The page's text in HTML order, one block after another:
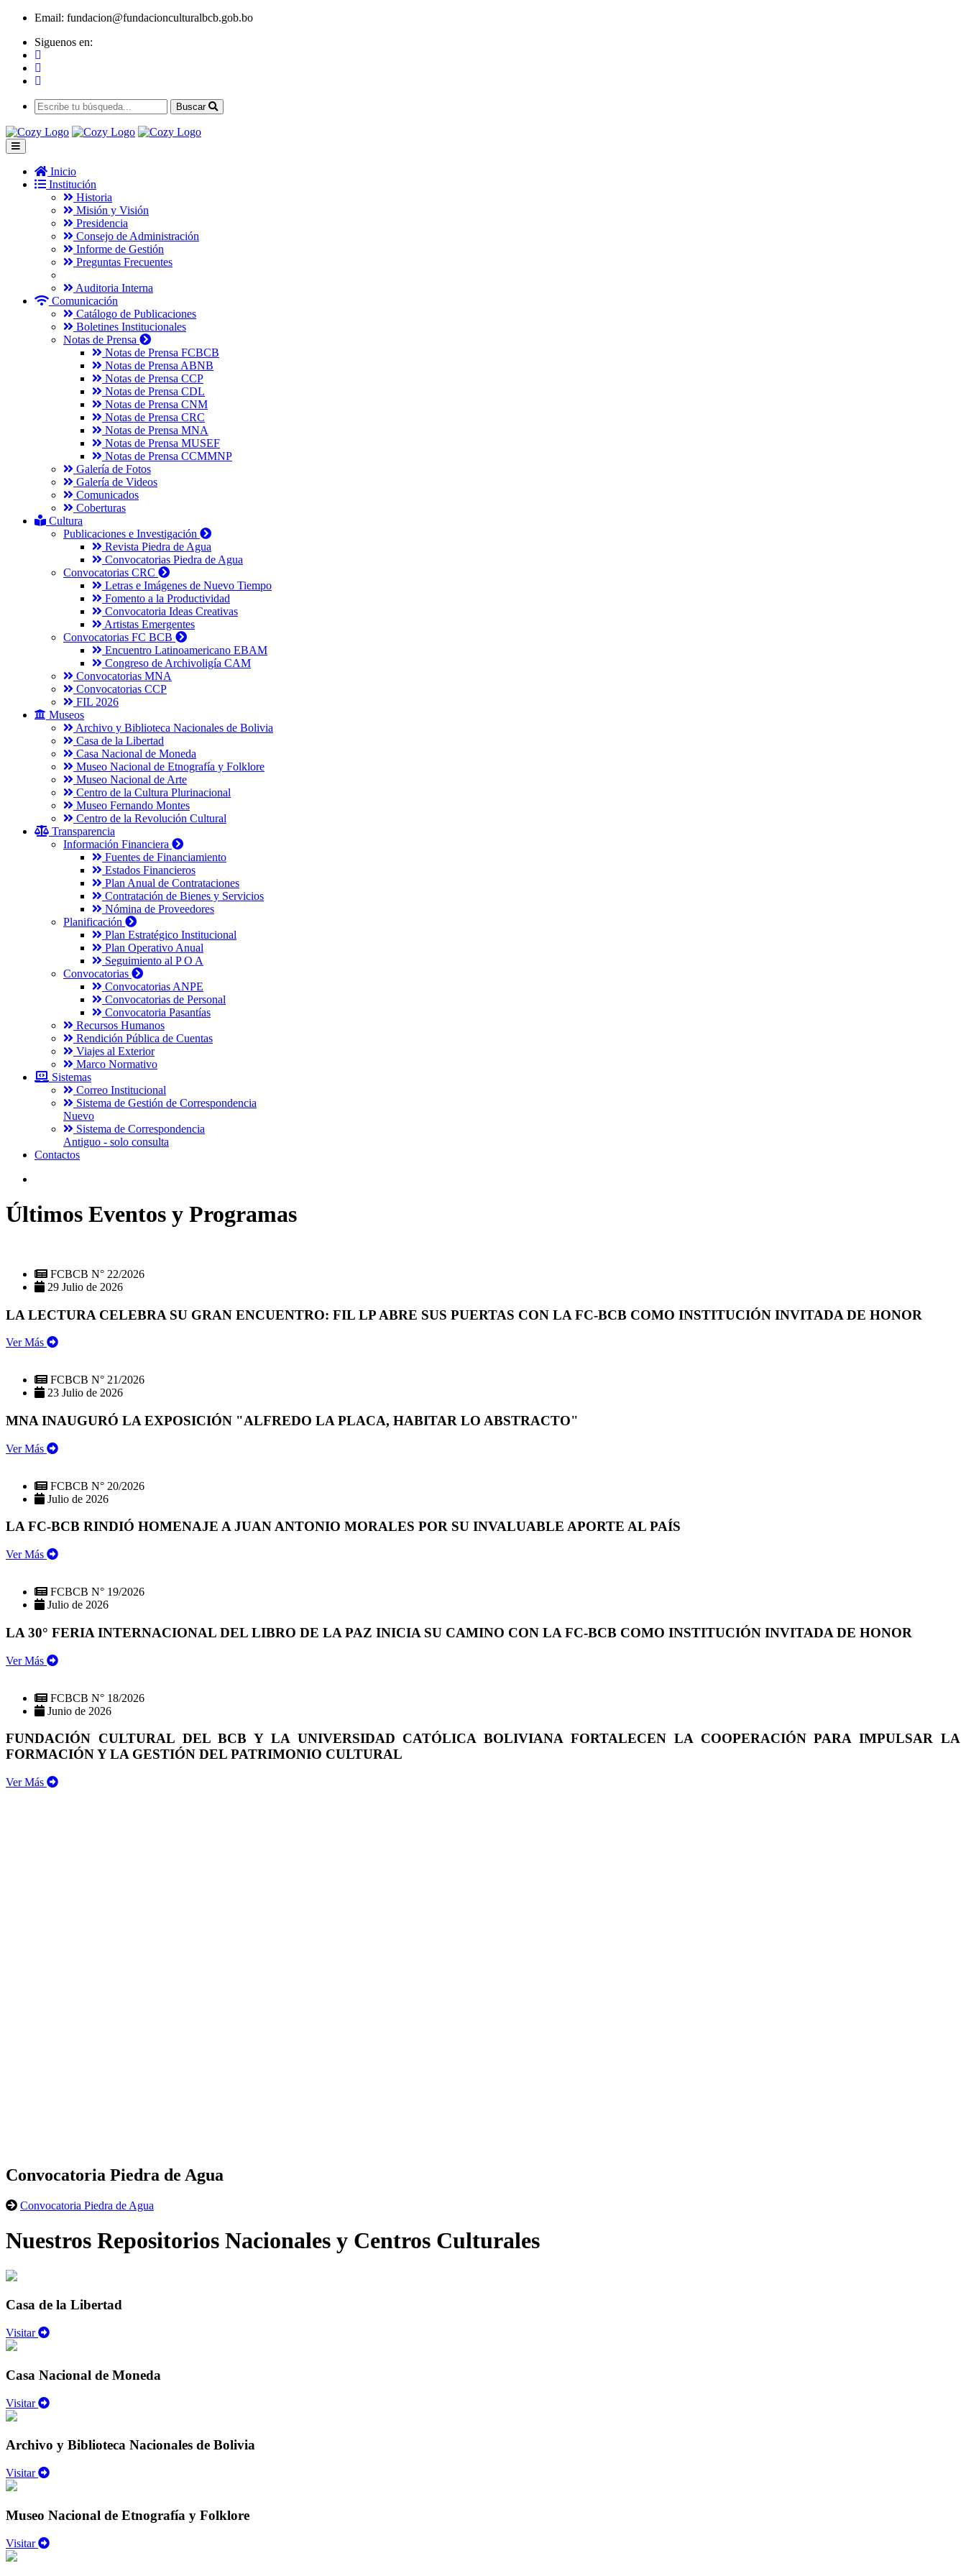
Email: fundacion@fundacionculturalbcb.gob.bo
Siguenos en:
Buscar
Inicio
Institución
Historia
Misión y Visión
Presidencia
Consejo de Administración
Informe de Gestión
Preguntas Frecuentes
Auditoria Interna
Comunicación
Catálogo de Publicaciones
Boletines Institucionales
Notas de Prensa
Notas de Prensa FCBCB
Notas de Prensa ABNB
Notas de Prensa CCP
Notas de Prensa CDL
Notas de Prensa CNM
Notas de Prensa CRC
Notas de Prensa MNA
Notas de Prensa MUSEF
Notas de Prensa CCMMNP
Galería de Fotos
Galería de Videos
Comunicados
Coberturas
Cultura
Publicaciones e Investigación
Revista Piedra de Agua
Convocatorias Piedra de Agua
Convocatorias CRC
Letras e Imágenes de Nuevo Tiempo
Fomento a la Productividad
Convocatoria Ideas Creativas
Artistas Emergentes
Convocatorias FC BCB
Encuentro Latinoamericano EBAM
Congreso de Archivoligía CAM
Convocatorias MNA
Convocatorias CCP
FIL 2026
Museos
Archivo y Biblioteca Nacionales de Bolivia
Casa de la Libertad
Casa Nacional de Moneda
Museo Nacional de Etnografía y Folklore
Museo Nacional de Arte
Centro de la Cultura Plurinacional
Museo Fernando Montes
Centro de la Revolución Cultural
Transparencia
Información Financiera
Fuentes de Financiamiento
Estados Financieros
Plan Anual de Contrataciones
Contratación de Bienes y Servicios
Nómina de Proveedores
Planificación
Plan Estratégico Institucional
Plan Operativo Anual
Seguimiento al P O A
Convocatorias
Convocatorias ANPE
Convocatorias de Personal
Convocatoria Pasantías
Recursos Humanos
Rendición Pública de Cuentas
Viajes al Exterior
Marco Normativo
Sistemas
Correo Institucional
Sistema de Gestión de Correspondencia
Nuevo
Sistema de Correspondencia
Antiguo - solo consulta
Contactos
Últimos Eventos y Programas
FCBCB N° 22/2026
29 Julio de 2026
LA LECTURA CELEBRA SU GRAN ENCUENTRO: FIL LP ABRE SUS PUERTAS CON LA FC-BCB COMO INSTITUCIÓN INVITADA DE HONOR
Ver Más
FCBCB N° 21/2026
23 Julio de 2026
MNA INAUGURÓ LA EXPOSICIÓN "ALFREDO LA PLACA, HABITAR LO ABSTRACTO"
Ver Más
FCBCB N° 20/2026
Julio de 2026
LA FC-BCB RINDIÓ HOMENAJE A JUAN ANTONIO MORALES POR SU INVALUABLE APORTE AL PAÍS
Ver Más
FCBCB N° 19/2026
Julio de 2026
LA 30° FERIA INTERNACIONAL DEL LIBRO DE LA PAZ INICIA SU CAMINO CON LA FC-BCB COMO INSTITUCIÓN INVITADA DE HONOR
Ver Más
FCBCB N° 18/2026
Junio de 2026
FUNDACIÓN CULTURAL DEL BCB Y LA UNIVERSIDAD CATÓLICA BOLIVIANA FORTALECEN LA COOPERACIÓN PARA IMPULSAR LA
FORMACIÓN Y LA GESTIÓN DEL PATRIMONIO CULTURAL
Ver Más
Convocatoria Piedra de Agua
Convocatoria Piedra de Agua
Nuestros Repositorios Nacionales y Centros Culturales
Casa de la Libertad
Visitar
Casa Nacional de Moneda
Visitar
Archivo y Biblioteca Nacionales de Bolivia
Visitar
Museo Nacional de Etnografía y Folklore
Visitar